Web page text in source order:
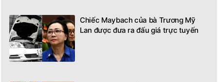
Chiếc Maybach của bà Trương Mỹ
Lan được đưa ra đấu giá trực tuyến